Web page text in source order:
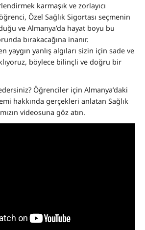
karmaşık ve zorlayıcı
Özel Sağlık Sigortası seçmenin
ve Almanya’da hayat boyu bu
bırakacağına inanır.
yaygın yanlış algıları sizin için sade ve
böylece bilinçli ve doğru bir
Öğrenciler için Almanya’daki
hakkında gerçekleri anlatan Sağlık
videosuna göz atın.